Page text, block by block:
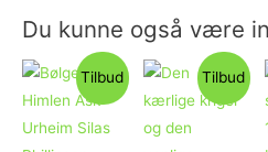
Du kunne også være
Tilbud Tilbud